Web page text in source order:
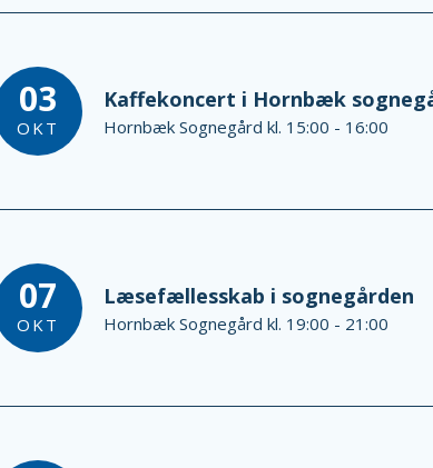
03
OKT
Kaffekoncert i Hornbæk
Hornbæk Sognegård kl. 15:00 - 16:00
07
OKT
Læsefællesskab i sognegården
Hornbæk Sognegård kl. 19:00 - 21:00